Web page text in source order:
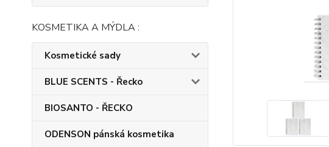
KOSMETIKA A MÝDLA :
Kosmetické sady
BLUE SCENTS - Řecko
BIOSANTO - ŘECKO
ODENSON pánská kosmetika